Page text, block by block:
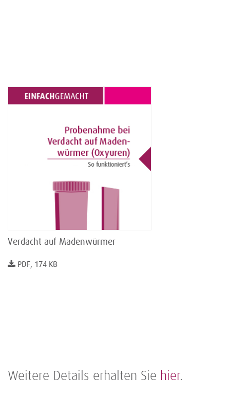
Verdacht auf Madenwürmer
PDF, 174 KB
Weitere Details erhalten Sie hier.